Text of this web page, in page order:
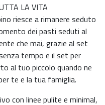
LA VITA
riesce a rimanere seduto
dei pasti seduti al
che mai, grazie al set
tempo e il set per
al tuo piccolo quando ne
te e la tua famiglia.
con linee pulite e minimal,